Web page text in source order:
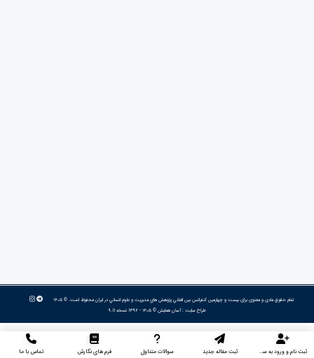
تمام حقوق مادی و معنوی برای بیست و چهارمین كنفرانس بين المللي پژوهش هاي مديريت و علوم انساني در ايران محفوظ است. © ۱۴۰۵
طراح سایت :آسان همایش © ۱۴۰۵ - 1392 نسخه 9.11
ثبت نام و ورود به سایت ثبت مقاله جدید سوالات متداول فرم های نگارش تماس با ما